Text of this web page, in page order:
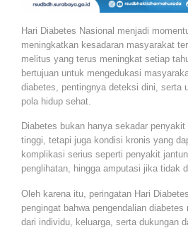
Hari Diabetes Nasional menjadi
meningkatkan kesadaran masyarakat
melitus yang terus meningkat setiap
bertujuan untuk mengedukasi
diabetes, pentingnya deteksi dini, serta
pola hidup sehat.
Diabetes bukan hanya sekadar
tinggi, tetapi juga kondisi kronis yang
komplikasi serius seperti penyakit
penglihatan, hingga amputasi jika tidak
Oleh karena itu, peringatan Hari
pengingat bahwa pengendalian
dari individu, keluarga, serta dukungan